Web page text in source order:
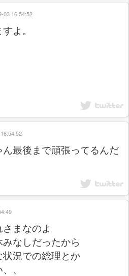
よ。
03 16:54:52
最後まで頑張ってるんだ
まなのよ
なしだったから
況での総理とか
、